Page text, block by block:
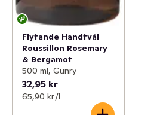
Flytande Handtvål
Roussillon Rosemary
& Bergamot
500 ml, Gunry
32,95 kr
65,90 kr /l